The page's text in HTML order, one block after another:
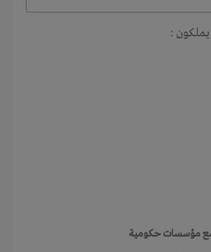
يملكون :
مؤسسات حكومية